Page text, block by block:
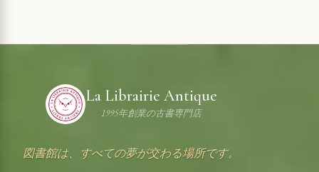
La Librairie Antique
1995年創業の古書専門店
図書館は、すべての夢が交わる場所です。